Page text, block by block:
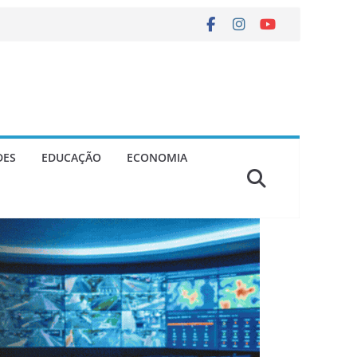
EDUCAÇÃO ECONOMIA